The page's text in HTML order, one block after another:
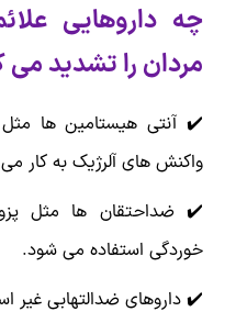
چه داروهایی
مردان را تشدید می
✔️ آنتی هیستامین ها
واکنش های آلرژیک به کار
✔️ ضداحتقان ها مثل
خوردگی استفاده می شود.
✔️ داروهای ضدالتهابی غیر